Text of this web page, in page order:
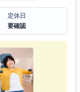
定休日
要確認